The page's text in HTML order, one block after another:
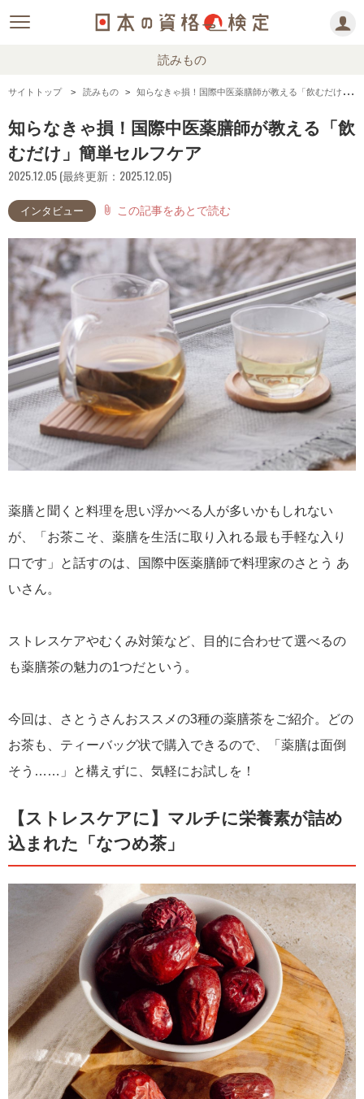
読みもの
サイトトップ 読みもの 知らなきゃ損！国際中医薬膳師が教える「飲むだけ」簡単セルフケア
知らなきゃ損！国際中医薬膳師が教える「飲
むだけ」簡単セルフケア
2025.12.05 (最終更新：2025.12.05)
インタビュー attach_file この記事をあとで読む
薬膳と聞くと料理を思い浮かべる人が多いかもしれない
が、「お茶こそ、薬膳を生活に取り入れる最も手軽な入り
口です」と話すのは、国際中医薬膳師で料理家のさとう あ
いさん。
ストレスケアやむくみ対策など、目的に合わせて選べるの
も薬膳茶の魅力の1つだという。
今回は、さとうさんおススメの3種の薬膳茶をご紹介。どの
お茶も、ティーバッグ状で購入できるので、「薬膳は面倒
そう……」と構えずに、気軽にお試しを！
【ストレスケアに】マルチに栄養素が詰め
込まれた「なつめ茶」